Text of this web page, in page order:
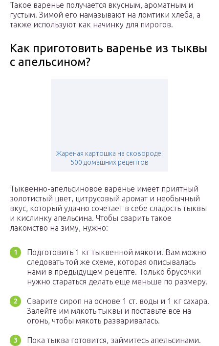
Такое варенье получается вкусным, ароматным и
густым. Зимой его намазывают на ломтики хлеба, а
также используют как начинку для пирогов.
Как приготовить варенье из тыквы
с апельсином?
Жареная картошка на сковороде:
500 домашних рецептов
Тыквенно-апельсиновое варенье имеет приятный
золотистый цвет, цитрусовый аромат и необычный
вкус, который удачно сочетает в себе сладость тыквы
и кислинку апельсина. Чтобы сварить такое
лакомство на зиму, нужно:
Подготовить 1 кг тыквенной мякоти. Вам можно
следовать той же схеме, которая описывалась
нами в предыдущем рецепте. Только брусочки
нужно стараться делать еще меньше по размеру.
Сварите сироп на основе 1 ст. воды и 1 кг сахара.
Залейте им мякоть тыквы и поставьте все на
огонь, чтобы мякоть разваривалась.
Пока тыква готовится, займитесь апельсинами.